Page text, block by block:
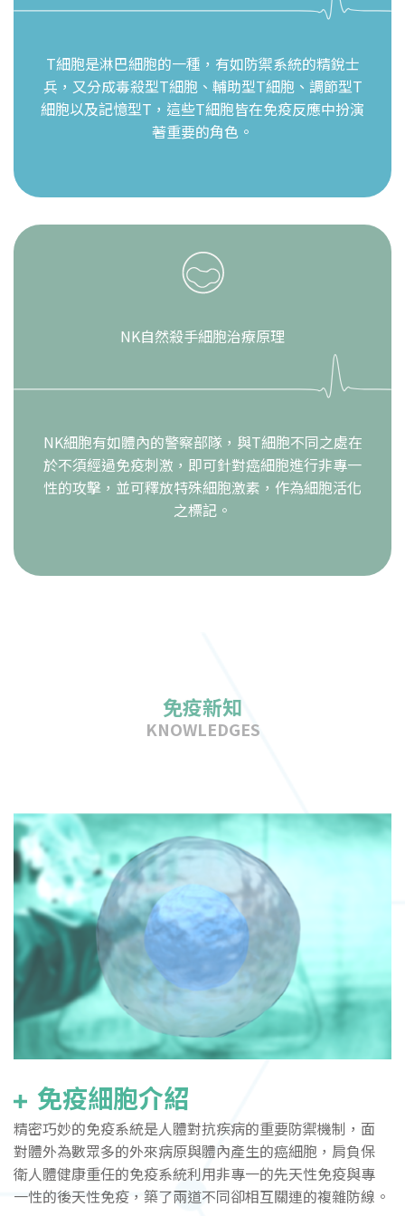
T細胞是淋巴細胞的一種，有如防禦系統的精銳士
兵，又分成毒殺型T細胞、輔助型T細胞、調節型T
細胞以及記憶型T，這些T細胞皆在免疫反應中扮演
著重要的角色。
NK自然殺手細胞治療原理
NK細胞有如體內的警察部隊，與T細胞不同之處在
於不須經過免疫刺激，即可針對癌細胞進行非專一
性的攻擊，並可釋放特殊細胞激素，作為細胞活化
之標記。
免疫新知
KNOWLEDGES
免疫細胞介紹
精密巧妙的免疫系統是人體對抗疾病的重要防禦機制，面
對體外為數眾多的外來病原與體內產生的癌細胞，肩負保
衛人體健康重任的免疫系統利用非專一的先天性免疫與專
一性的後天性免疫，築了兩道不同卻相互關連的複雜防線。